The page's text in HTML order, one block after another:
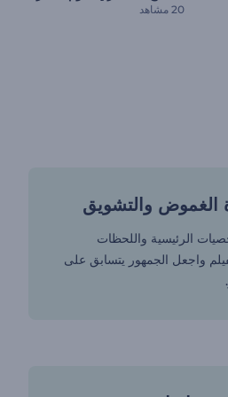
20 مشاهد
الغموض والتشويق
الرئيسية واللحظات
واجعل الجمهور يتسابق على